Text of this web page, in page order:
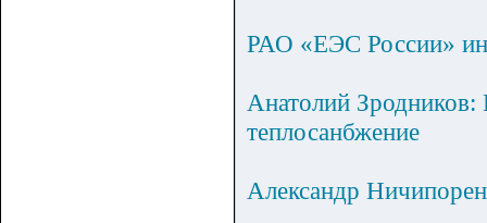
РАО «ЕЭС России»
Анатолий Зродников:
теплосанбжение
Александр